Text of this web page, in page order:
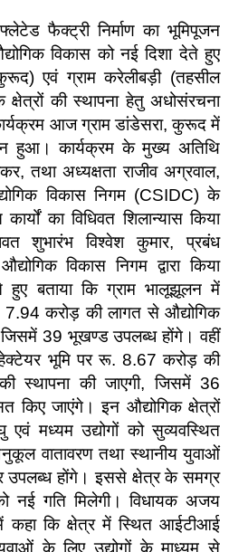
फैक्ट्री निर्माण का भूमिपूजन
विकास को नई दिशा देते हुए
एवं ग्राम करेलीबड़ी (तहसील
क्षेत्रों की स्थापना हेतु अधोसंरचना
आज ग्राम डांडेसरा, कुरूद में
हुआ। कार्यक्रम के मुख्य अतिथि
तथा अध्यक्षता राजीव अग्रवाल,
विकास निगम (CSIDC) के
का विधिवत शिलान्यास किया
शुभारंभ विश्वेश कुमार, प्रबंध
विकास निगम द्वारा किया
हुए बताया कि ग्राम भालूझूलन में
करोड़ की लागत से औद्योगिक
जिसमें 39 भूखण्ड उपलब्ध होंगे। वहीं
भूमि पर रू. 8.67 करोड़ की
स्थापना की जाएगी, जिसमें 36
किए जाएंगे। इन औद्योगिक क्षेत्रों
मध्यम उद्योगों को सुव्यवस्थित
वातावरण तथा स्थानीय युवाओं
उपलब्ध होंगे। इससे क्षेत्र के समग्र
नई गति मिलेगी। विधायक अजय
कहा कि क्षेत्र में स्थित आईटीआई
युवाओं के लिए उद्योगों के माध्यम से